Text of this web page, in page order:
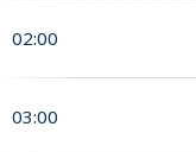
02:00
03:00